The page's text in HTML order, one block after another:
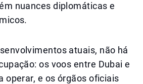
nuances diplomáticas e
atuais, não há
os voos entre Dubai e
operar, e os órgãos oficiais